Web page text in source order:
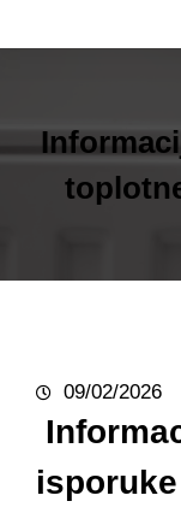
r
09/02/2026